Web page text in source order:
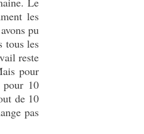
les
pu
tous les
reste
pour
pour 10
de 10
pas